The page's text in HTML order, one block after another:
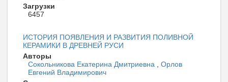
Загрузки
6457
ИСТОРИЯ ПОЯВЛЕНИЯ И РАЗВИТИЯ ПОЛИВНОЙ
КЕРАМИКИ В ДРЕВНЕЙ РУСИ
Авторы
Сокольникова Екатерина Дмитриевна
Орлов
Евгений Владимирович